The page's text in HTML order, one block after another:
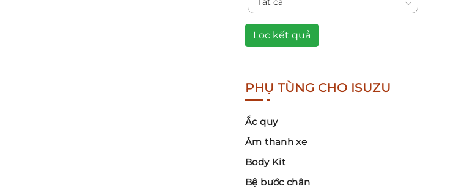
Lọc kết quả
PHỤ TÙNG CHO ISUZU
Ắc quy
Âm thanh xe
Body Kit
Bệ bước chân